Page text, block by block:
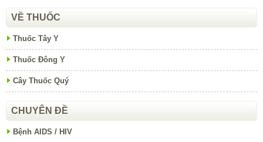
VỀ THUỐC
Thuốc Tây Y
Thuốc Đông Y
Cây Thuốc Quý
CHUYÊN ĐỀ
Bệnh AIDS / HIV